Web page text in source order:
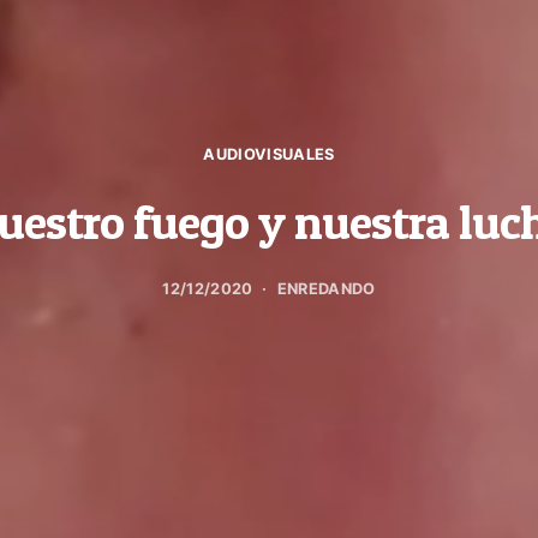
AUDIOVISUALES
fuego y nuestra
12/12/2020 ENREDANDO